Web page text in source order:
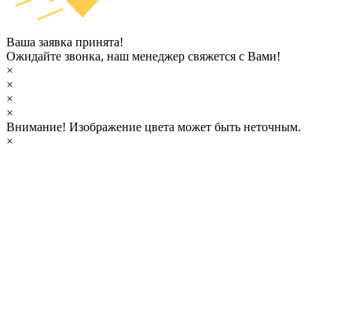
Ваша заявка принята!
Ожидайте звонка, наш менеджер свяжется с Вами!
×
×
×
×
Внимание! Изображение цвета может быть неточным.
×